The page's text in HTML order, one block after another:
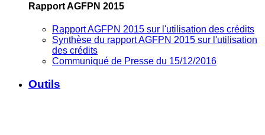
Rapport AGFPN 2015
Rapport AGFPN 2015 sur l'utilisation des crédits
Synthèse du rapport AGFPN 2015 sur l'utilisation
des crédits
Communiqué de Presse du 15/12/2016
Outils